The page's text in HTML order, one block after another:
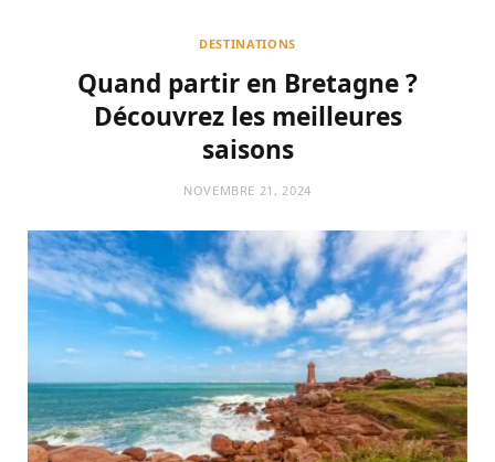
DESTINATIONS
Quand partir en Bretagne ?
Découvrez les meilleures
saisons
NOVEMBRE 21, 2024